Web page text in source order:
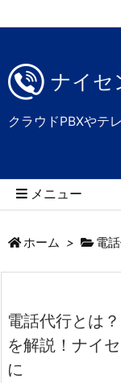
ナイセ
クラウドPBXやテ
メニュー
ホーム > 電
電話代行とは
を解説！ナイ
に